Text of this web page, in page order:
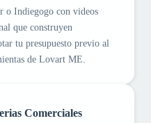
o Indiegogo con videos
que construyen
tu presupuesto previo al
de Lovart ME.
Comerciales